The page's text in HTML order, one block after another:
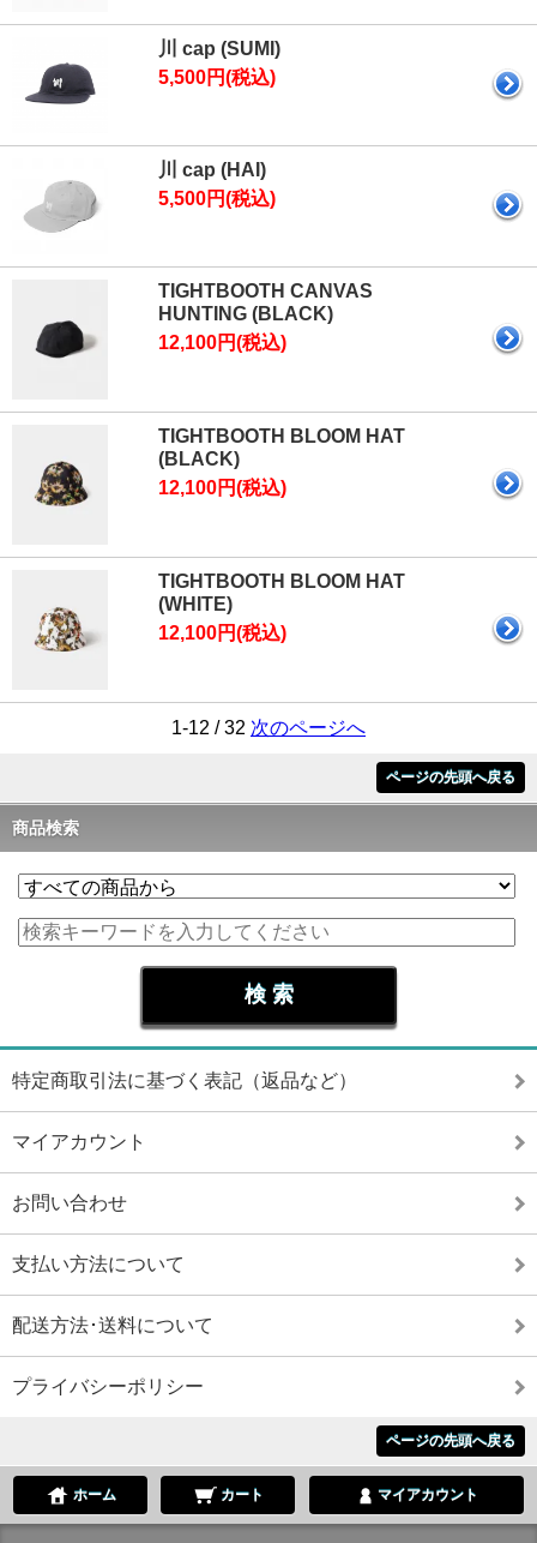
川 cap (SUMI)
5,500円(税込)
川 cap (HAI)
5,500円(税込)
TIGHTBOOTH CANVAS
HUNTING (BLACK)
12,100円(税込)
TIGHTBOOTH BLOOM HAT
(BLACK)
12,100円(税込)
TIGHTBOOTH BLOOM HAT
(WHITE)
12,100円(税込)
1-12 / 32 次のページへ
ページの先頭へ戻る
商品検索
特定商取引法に基づく表記（返品など）
マイアカウント
お問い合わせ
支払い方法について
配送方法･送料について
プライバシーポリシー
ページの先頭へ戻る
ホーム カート マイアカウント